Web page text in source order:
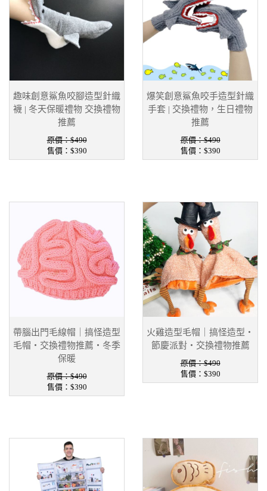
趣味創意鯊魚咬腳造型針織
襪 | 冬天保暖禮物 交換禮物
推薦
原價：$490
售價： $390
爆笑創意鯊魚咬手造型針織
手套 | 交換禮物，生日禮物
推薦
原價：$490
售價： $390
帶腦出門毛線帽｜搞怪造型
毛帽・交換禮物推薦・冬季
保暖
原價：$490
售價： $390
火雞造型毛帽｜搞怪造型・
節慶派對・交換禮物推薦
原價：$490
售價： $390